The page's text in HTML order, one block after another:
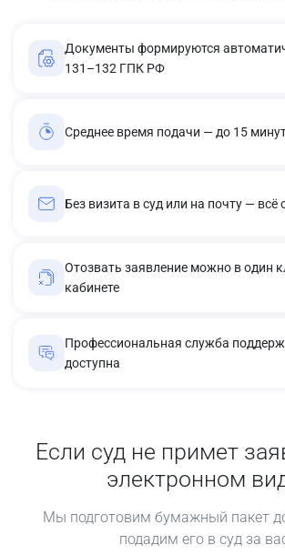
Документы формируются
131–132 ГПК РФ
Среднее время подачи — до 15
Без визита в суд или на почту — всё
Отозвать заявление можно в один
кабинете
Профессиональная служба
доступна
Если суд не примет
электронном
Мы подготовим бумажный пакет
подадим его в суд за